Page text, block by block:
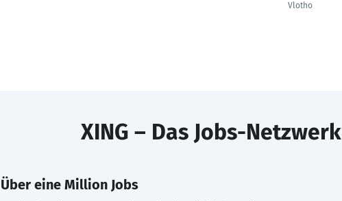
Vlotho
XING – Das Jobs-Netzwerk
Über eine Million Jobs